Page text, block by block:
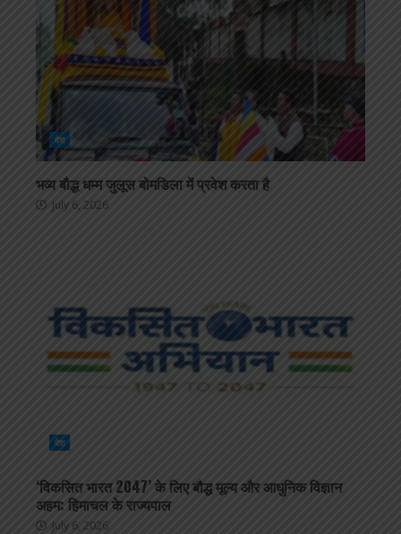
देश
भव्य बौद्ध धम्म जुलूस बोमडिला में प्रवेश करता है
July 6, 2026
देश
‘विकसित भारत 2047’ के लिए बौद्ध मूल्य और आधुनिक विज्ञान
अहम: हिमाचल के राज्यपाल
July 6, 2026